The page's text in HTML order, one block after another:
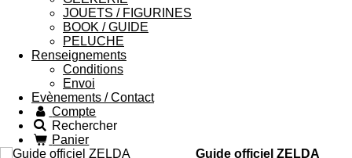
JOUETS / FIGURINES
BOOK / GUIDE
PELUCHE
Renseignements
Conditions
Envoi
Evènements / Contact
Compte
Rechercher
Panier
Guide officiel ZELDA